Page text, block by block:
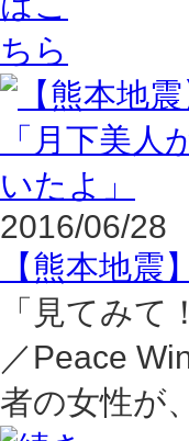
2016/06/28
【熊本地
「見てみ
／Peace
者の女性が